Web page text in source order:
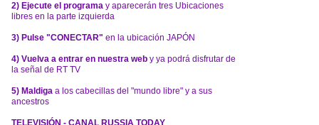
2) Ejecute el programa y aparecerán tres Ubicaciones
libres en la parte izquierda
3) Pulse "CONECTAR" en la ubicación JAPÓN
4) Vuelva a entrar en nuestra web y ya podrá disfrutar de
la señal de RT TV
5) Maldiga a los cabecillas del "mundo libre" y a sus
ancestros
TELEVISIÓN - CANAL RUSSIA TODAY